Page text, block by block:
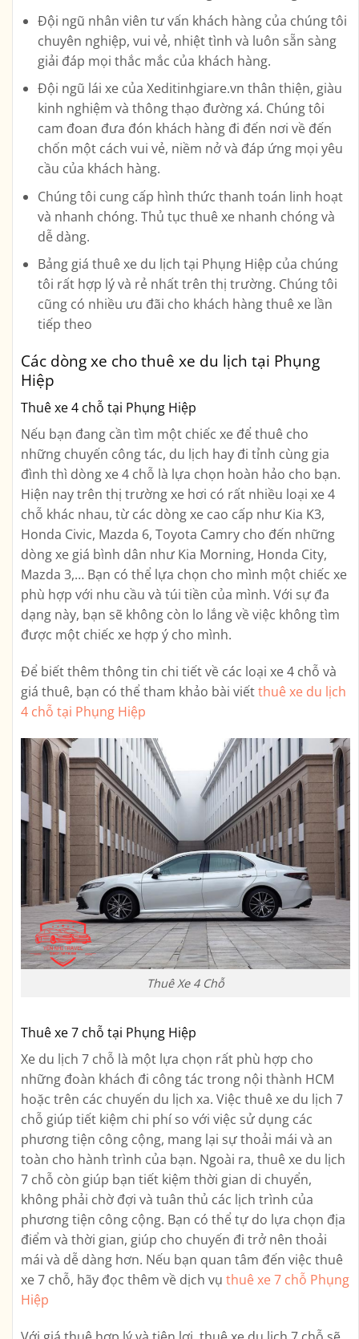
Đội ngũ nhân viên tư vấn khách hàng của chúng tôi
chuyên nghiệp, vui vẻ, nhiệt tình và luôn sẵn sàng
giải đáp mọi thắc mắc của khách hàng.
Đội ngũ lái xe của Xeditinhgiare.vn thân thiện, giàu
kinh nghiệm và thông thạo đường xá. Chúng tôi
cam đoan đưa đón khách hàng đi đến nơi về đến
chốn một cách vui vẻ, niềm nở và đáp ứng mọi yêu
cầu của khách hàng.
Chúng tôi cung cấp hình thức thanh toán linh hoạt
và nhanh chóng. Thủ tục thuê xe nhanh chóng và
dễ dàng.
Bảng giá thuê xe du lịch tại Phụng Hiệp của chúng
tôi rất hợp lý và rẻ nhất trên thị trường. Chúng tôi
cũng có nhiều ưu đãi cho khách hàng thuê xe lần
tiếp theo
Các dòng xe cho thuê xe du lịch tại Phụng
Hiệp
Thuê xe 4 chỗ tại Phụng Hiệp
Nếu bạn đang cần tìm một chiếc xe để thuê cho
những chuyến công tác, du lịch hay đi tỉnh cùng gia
đình thì dòng xe 4 chỗ là lựa chọn hoàn hảo cho bạn.
Hiện nay trên thị trường xe hơi có rất nhiều loại xe 4
chỗ khác nhau, từ các dòng xe cao cấp như Kia K3,
Honda Civic, Mazda 6, Toyota Camry cho đến những
dòng xe giá bình dân như Kia Morning, Honda City,
Mazda 3,… Bạn có thể lựa chọn cho mình một chiếc xe
phù hợp với nhu cầu và túi tiền của mình. Với sự đa
dạng này, bạn sẽ không còn lo lắng về việc không tìm
được một chiếc xe hợp ý cho mình.
Để biết thêm thông tin chi tiết về các loại xe 4 chỗ và
giá thuê, bạn có thể tham khảo bài viếtthuê xe du lịch
4 chỗ tại Phụng Hiệp
Thuê Xe 4 Chỗ
Thuê xe 7 chỗ tại Phụng Hiệp
Xe du lịch 7 chỗ là một lựa chọn rất phù hợp cho
những đoàn khách đi công tác trong nội thành HCM
hoặc trên các chuyến du lịch xa. Việc thuê xe du lịch 7
chỗ giúp tiết kiệm chi phí so với việc sử dụng các
phương tiện công cộng, mang lại sự thoải mái và an
toàn cho hành trình của bạn. Ngoài ra, thuê xe du lịch
7 chỗ còn giúp bạn tiết kiệm thời gian di chuyển,
không phải chờ đợi và tuân thủ các lịch trình của
phương tiện công cộng. Bạn có thể tự do lựa chọn địa
điểm và thời gian, giúp cho chuyến đi trở nên thoải
mái và dễ dàng hơn. Nếu bạn quan tâm đến việc thuê
xe 7 chỗ, hãy đọc thêm về dịch vụ thuê xe 7 chỗ Phụng
Hiệp